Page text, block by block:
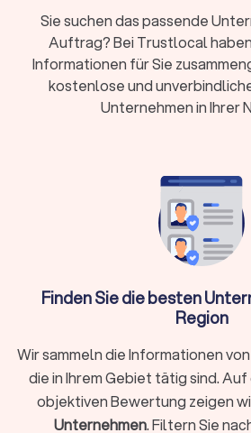
Stundenlohn bei kleineren,
Zusatzkosten:Lange
Aufzug, Wochenend- und
Spezialtransporte
Kurzfristige Buchung:Oft ab
Trustlocal hilft: Vergleichen Sie
Angebote, prüfen Sie
Was macht ein
Ein Umzugsunternehmen, oft auch als
bezeichnet, ist ein spezialisierter
Privatpersonen und Firmen bei der
Durchführung eines Wohnort- oder
unterstützt. Professionelle
Sie suchen das passende
Auftrag? Bei Trustlocal
Informationen für Sie
kostenlose und
Unternehmen in Ihrer
Finden Sie die besten
Region
Wir sammeln die Informationen von
die in Ihrem Gebiet tätig sind.
objektiven Bewertung zeigen
Unternehmen. Filtern Sie